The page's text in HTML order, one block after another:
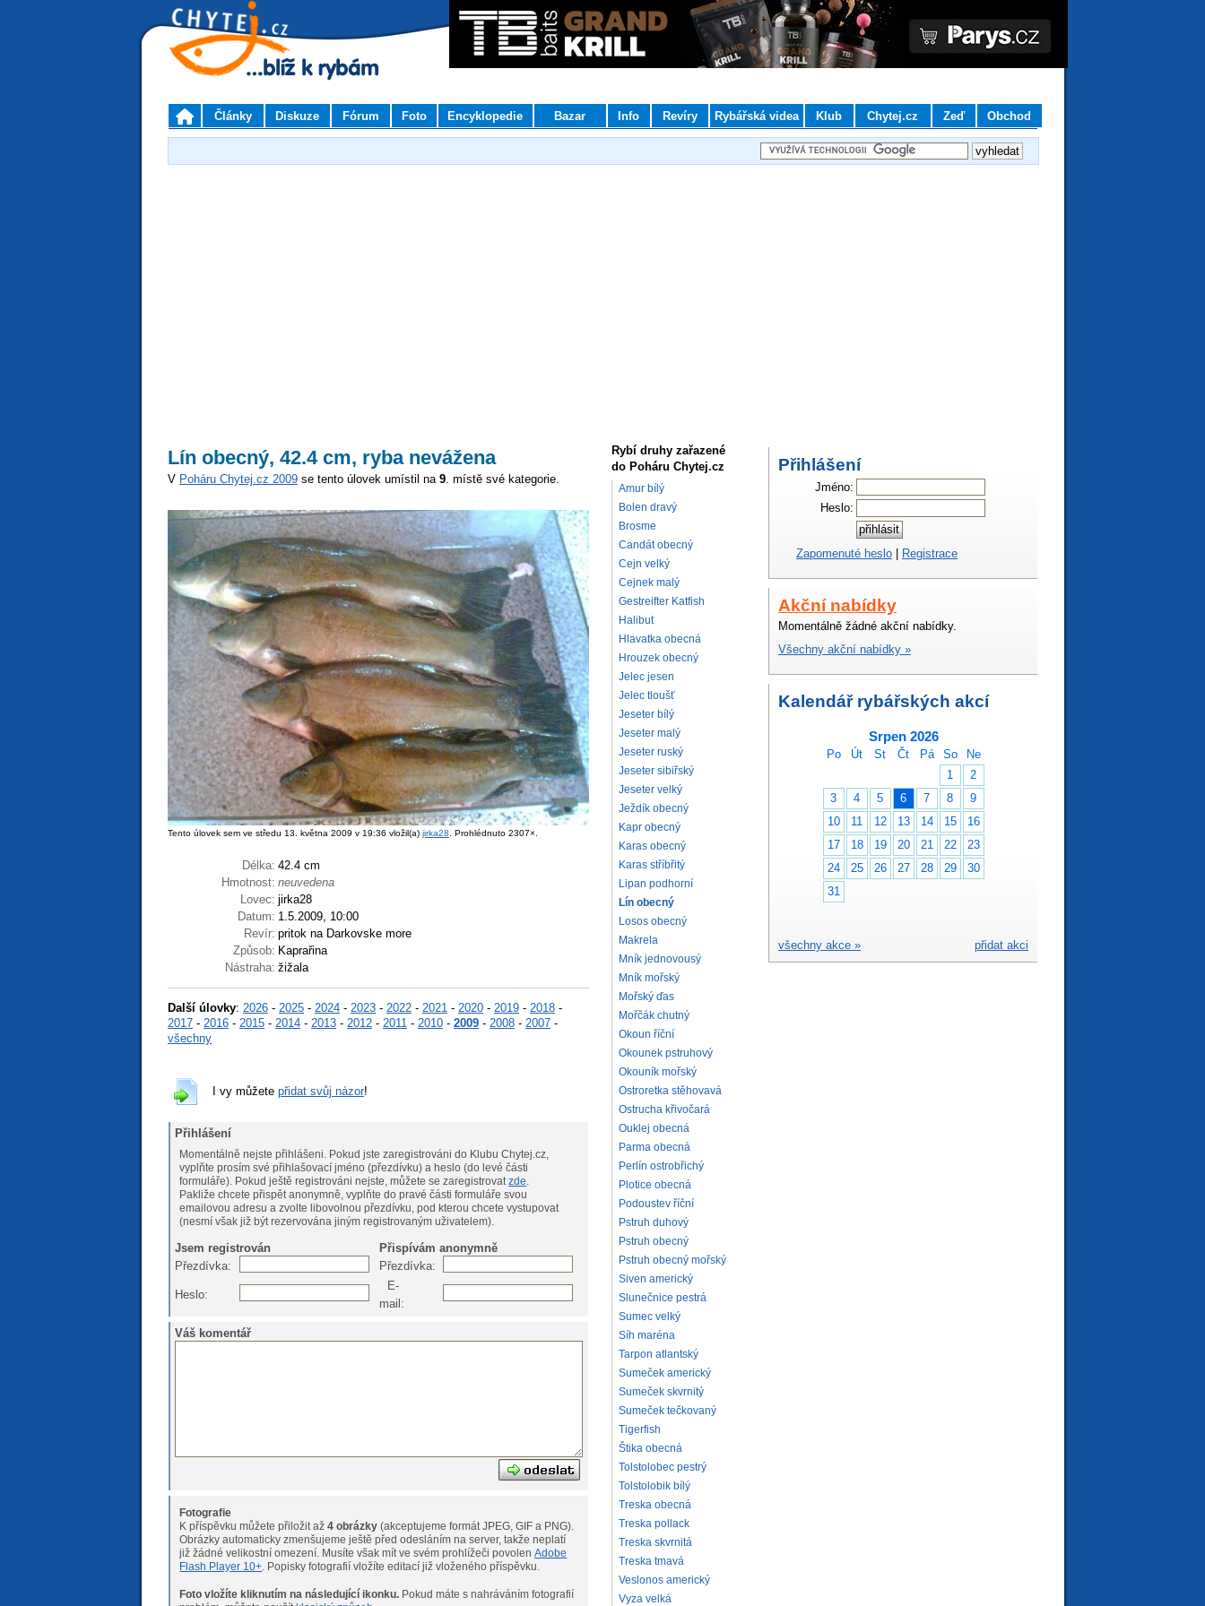
Články Diskuze Fórum Foto Encyklopedie Bazar Info Revíry Rybářská videa Klub Chytej.cz Zeď Obchod
Lín obecný, 42.4 cm, ryba nevážena
V Poháru Chytej.cz 2009 se tento úlovek umístil na 9. místě své kategorie.
Tento úlovek sem ve středu 13. května 2009 v 19:36 vložil(a) jirka28 . Prohlédnuto 2307×.
Délka: 42.4 cm
Hmotnost: neuvedena
Lovec: jirka28
Datum: 1.5.2009, 10:00
Revír: pritok na Darkovske more
Způsob: Kaprařina
Nástraha: žižala
Další úlovky: 2026 - 2025 - 2024 - 2023 - 2022 - 2021 - 2020 - 2019 - 2018 -
2017 - 2016 - 2015 - 2014 - 2013 - 2012 - 2011 - 2010 - 2009 - 2008 - 2007 -
všechny
I vy můžete přidat svůj názor!
Přihlášení
Momentálně nejste přihlášeni. Pokud jste zaregistrováni do Klubu Chytej.cz,
vyplňte prosím své přihlašovací jméno (přezdívku) a heslo (do levé části
formuláře). Pokud ještě registrováni nejste, můžete se zaregistrovatzde.
Pakliže chcete přispět anonymně, vyplňte do pravé části formuláře svou
emailovou adresu a zvolte libovolnou přezdívku, pod kterou chcete vystupovat
(nesmí však již být rezervována jiným registrovaným uživatelem).
Jsem registrován
Přispívám anonymně
Přezdívka:
Přezdívka:
Heslo:
E-
mail:
Váš komentář
Fotografie
K příspěvku můžete přiložit až4 obrázky (akceptujeme formát JPEG, GIF a PNG).
Obrázky automaticky zmenšujeme ještě před odesláním na server, takže neplatí
již žádné velikostní omezení. Musíte však mít ve svém prohlížeči povolenAdobe
Flash Player 10+ . Popisky fotografií vložíte editací již vloženého příspěvku.
Foto vložíte kliknutím na následující ikonku.
Rybí druhy zařazené
do Poháru Chytej.cz
Amur bílý
Bolen dravý
Brosme
Candát obecný
Cejn velký
Cejnek malý
Gestreifter Katfish
Halibut
Hlavatka obecná
Hrouzek obecný
Jelec jesen
Jelec tloušť
Jeseter bílý
Jeseter malý
Jeseter ruský
Jeseter sibiřský
Jeseter velký
Ježdík obecný
Kapr obecný
Karas obecný
Karas stříbřitý
Lipan podhorní
Lín obecný
Losos obecný
Makrela
Mník jednovousý
Mník mořský
Mořský ďas
Mořčák chutný
Okoun říční
Okounek pstruhový
Okouník mořský
Ostroretka stěhovavá
Ostrucha křivočará
Ouklej obecná
Parma obecná
Perlín ostrobřichý
Plotice obecná
Podoustev říční
Pstruh duhový
Pstruh obecný
Pstruh obecný mořský
Siven americký
Slunečnice pestrá
Sumec velký
Síh maréna
Tarpon atlantský
Sumeček americký
Sumeček skvrnitý
Sumeček tečkovaný
Tigerfish
Štika obecná
Tolstolobec pestrý
Tolstolobik bílý
Treska obecná
Treska pollack
Treska skvrnitá
Treska tmavá
Veslonos americký
Vyza velká
Přihlášení
Jméno:
Heslo:
Zapomenuté heslo | Registrace
Akční nabídky
Momentálně žádné akční nabídky.
Všechny akční nabídky »
Kalendář rybářských akcí
Srpen 2026
Po Út St Čt Pá So
Ne
1
2
3
4 5 6 7 8
9
10
11 12 13 14 15
16
17
18 19 20 21 22
23
24
25 26 27 28 29
30
31
přidat akci
všechny akce »